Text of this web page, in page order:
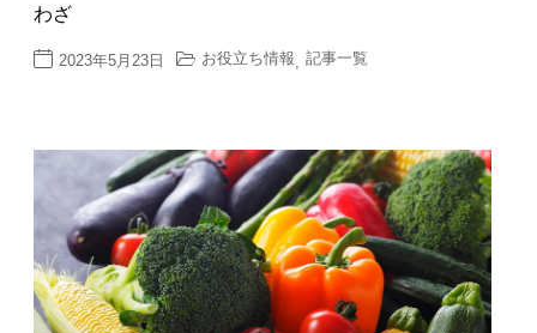
わざ
2023年5月23日 お役立ち情報 記事一覧